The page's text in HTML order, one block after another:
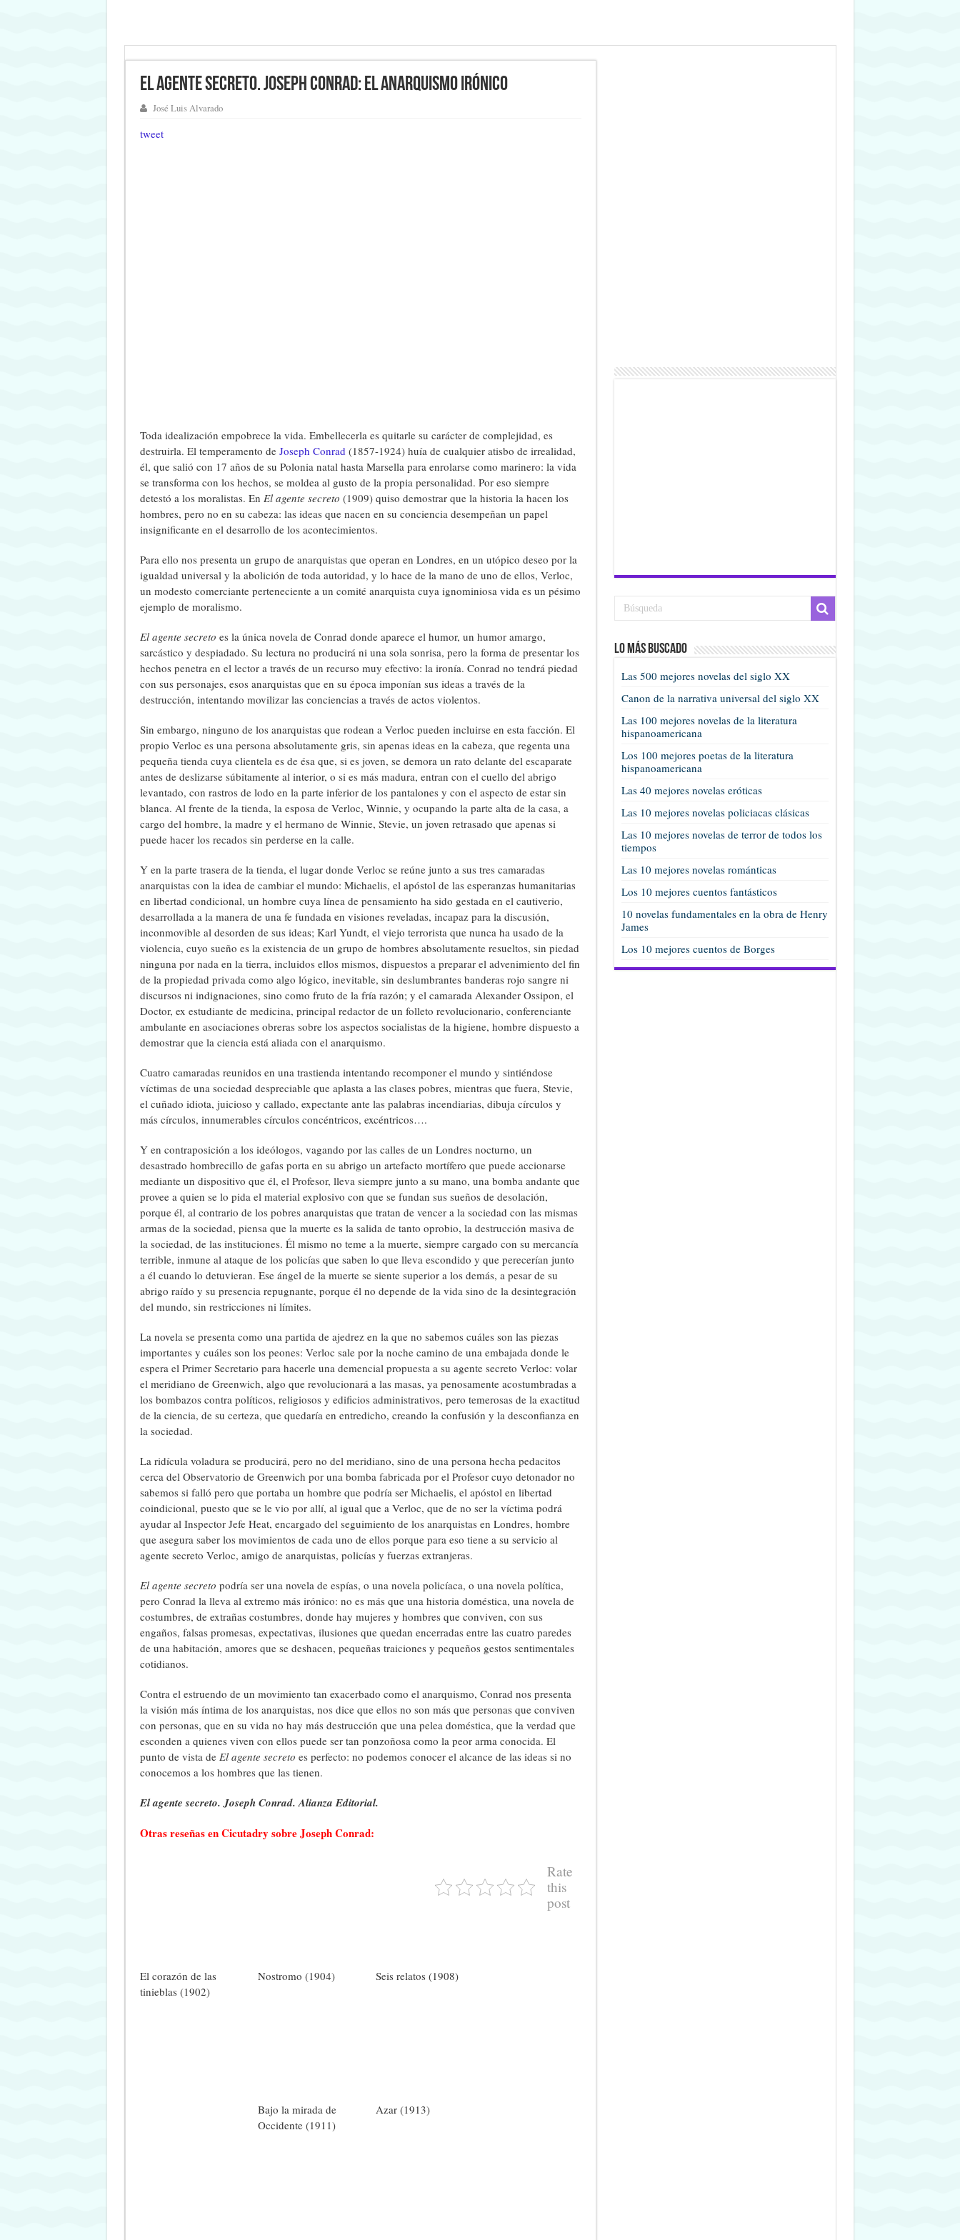
El agente secreto. Joseph Conrad: El anarquismo irónico
José Luis Alvarado
tweet
Toda idealización empobrece la vida. Embellecerla es quitarle su carácter de complejidad, es
destruirla. El temperamento de Joseph Conrad(1857-1924) huía de cualquier atisbo de irrealidad,
él, que salió con 17 años de su Polonia natal hasta Marsella para enrolarse como marinero: la vida
se transforma con los hechos, se moldea al gusto de la propia personalidad. Por eso siempre
detestó a los moralistas. En El agente secreto (1909) quiso demostrar que la historia la hacen los
hombres, pero no en su cabeza: las ideas que nacen en su conciencia desempeñan un papel
insignificante en el desarrollo de los acontecimientos.
Para ello nos presenta un grupo de anarquistas que operan en Londres, en un utópico deseo por la
igualdad universal y la abolición de toda autoridad, y lo hace de la mano de uno de ellos, Verloc,
un modesto comerciante perteneciente a un comité anarquista cuya ignominiosa vida es un pésimo
ejemplo de moralismo.
El agente secreto es la única novela de Conrad donde aparece el humor, un humor amargo,
sarcástico y despiadado. Su lectura no producirá ni una sola sonrisa, pero la forma de presentar los
hechos penetra en el lector a través de un recurso muy efectivo: la ironía. Conrad no tendrá piedad
con sus personajes, esos anarquistas que en su época imponían sus ideas a través de la
destrucción, intentando movilizar las conciencias a través de actos violentos.
Sin embargo, ninguno de los anarquistas que rodean a Verloc pueden incluirse en esta facción. El
propio Verloc es una persona absolutamente gris, sin apenas ideas en la cabeza, que regenta una
pequeña tienda cuya clientela es de ésa que, si es joven, se demora un rato delante del escaparate
antes de deslizarse súbitamente al interior, o si es más madura, entran con el cuello del abrigo
levantado, con rastros de lodo en la parte inferior de los pantalones y con el aspecto de estar sin
blanca. Al frente de la tienda, la esposa de Verloc, Winnie, y ocupando la parte alta de la casa, a
cargo del hombre, la madre y el hermano de Winnie, Stevie, un joven retrasado que apenas si
puede hacer los recados sin perderse en la calle.
Y en la parte trasera de la tienda, el lugar donde Verloc se reúne junto a sus tres camaradas
anarquistas con la idea de cambiar el mundo: Michaelis, el apóstol de las esperanzas humanitarias
en libertad condicional, un hombre cuya línea de pensamiento ha sido gestada en el cautiverio,
desarrollada a la manera de una fe fundada en visiones reveladas, incapaz para la discusión,
inconmovible al desorden de sus ideas; Karl Yundt, el viejo terrorista que nunca ha usado de la
violencia, cuyo sueño es la existencia de un grupo de hombres absolutamente resueltos, sin piedad
ninguna por nada en la tierra, incluidos ellos mismos, dispuestos a preparar el advenimiento del fin
de la propiedad privada como algo lógico, inevitable, sin deslumbrantes banderas rojo sangre ni
discursos ni indignaciones, sino como fruto de la fría razón; y el camarada Alexander Ossipon, el
Doctor, ex estudiante de medicina, principal redactor de un folleto revolucionario, conferenciante
ambulante en asociaciones obreras sobre los aspectos socialistas de la higiene, hombre dispuesto a
demostrar que la ciencia está aliada con el anarquismo.
Cuatro camaradas reunidos en una trastienda intentando recomponer el mundo y sintiéndose
víctimas de una sociedad despreciable que aplasta a las clases pobres, mientras que fuera, Stevie,
el cuñado idiota, juicioso y callado, expectante ante las palabras incendiarias, dibuja círculos y
más círculos, innumerables círculos concéntricos, excéntricos….
Y en contraposición a los ideólogos, vagando por las calles de un Londres nocturno, un
desastrado hombrecillo de gafas porta en su abrigo un artefacto mortífero que puede accionarse
mediante un dispositivo que él, el Profesor, lleva siempre junto a su mano, una bomba andante que
provee a quien se lo pida el material explosivo con que se fundan sus sueños de desolación,
porque él, al contrario de los pobres anarquistas que tratan de vencer a la sociedad con las mismas
armas de la sociedad, piensa que la muerte es la salida de tanto oprobio, la destrucción masiva de
la sociedad, de las instituciones. Él mismo no teme a la muerte, siempre cargado con su mercancía
terrible, inmune al ataque de los policías que saben lo que lleva escondido y que perecerían junto
a él cuando lo detuvieran. Ese ángel de la muerte se siente superior a los demás, a pesar de su
abrigo raído y su presencia repugnante, porque él no depende de la vida sino de la desintegración
del mundo, sin restricciones ni límites.
La novela se presenta como una partida de ajedrez en la que no sabemos cuáles son las piezas
importantes y cuáles son los peones: Verloc sale por la noche camino de una embajada donde le
espera el Primer Secretario para hacerle una demencial propuesta a su agente secreto Verloc: volar
el meridiano de Greenwich, algo que revolucionará a las masas, ya penosamente acostumbradas a
los bombazos contra políticos, religiosos y edificios administrativos, pero temerosas de la exactitud
de la ciencia, de su certeza, que quedaría en entredicho, creando la confusión y la desconfianza en
la sociedad.
La ridícula voladura se producirá, pero no del meridiano, sino de una persona hecha pedacitos
cerca del Observatorio de Greenwich por una bomba fabricada por el Profesor cuyo detonador no
sabemos si falló pero que portaba un hombre que podría ser Michaelis, el apóstol en libertad
coindicional, puesto que se le vio por allí, al igual que a Verloc, que de no ser la víctima podrá
ayudar al Inspector Jefe Heat, encargado del seguimiento de los anarquistas en Londres, hombre
que asegura saber los movimientos de cada uno de ellos porque para eso tiene a su servicio al
agente secreto Verloc, amigo de anarquistas, policías y fuerzas extranjeras.
El agente secreto podría ser una novela de espías, o una novela policíaca, o una novela política,
pero Conrad la lleva al extremo más irónico: no es más que una historia doméstica, una novela de
costumbres, de extrañas costumbres, donde hay mujeres y hombres que conviven, con sus
engaños, falsas promesas, expectativas, ilusiones que quedan encerradas entre las cuatro paredes
de una habitación, amores que se deshacen, pequeñas traiciones y pequeños gestos sentimentales
cotidianos.
Contra el estruendo de un movimiento tan exacerbado como el anarquismo, Conrad nos presenta
la visión más íntima de los anarquistas, nos dice que ellos no son más que personas que conviven
con personas, que en su vida no hay más destrucción que una pelea doméstica, que la verdad que
esconden a quienes viven con ellos puede ser tan ponzoñosa como la peor arma conocida. El
punto de vista de El agente secreto es perfecto: no podemos conocer el alcance de las ideas si no
conocemos a los hombres que las tienen.
El agente secreto. Joseph Conrad. Alianza Editorial.
Otras reseñas en Cicutadry sobre Joseph Conrad:
El corazón de las
tinieblas (1902)
Nostromo (1904) Seis relatos (1908)
Bajo la mirada de
Occidente (1911)
Azar (1913)
Rate
this
post
Lo más buscado
Las 500 mejores novelas del siglo XX
Canon de la narrativa universal del siglo XX
Las 100 mejores novelas de la literatura
hispanoamericana
Los 100 mejores poetas de la literatura
hispanoamericana
Las 40 mejores novelas eróticas
Las 10 mejores novelas policiacas clásicas
Las 10 mejores novelas de terror de todos los
tiempos
Las 10 mejores novelas románticas
Los 10 mejores cuentos fantásticos
10 novelas fundamentales en la obra de Henry
James
Los 10 mejores cuentos de Borges